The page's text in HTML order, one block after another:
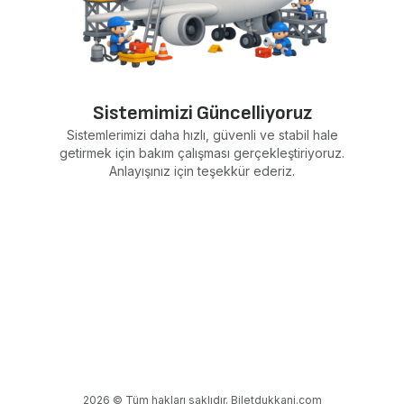
Sistemimizi Güncelliyoruz
Sistemlerimizi daha hızlı, güvenli ve stabil hale
getirmek için bakım çalışması gerçekleştiriyoruz.
Anlayışınız için teşekkür ederiz.
2026 © Tüm hakları saklıdır. Biletdukkani.com